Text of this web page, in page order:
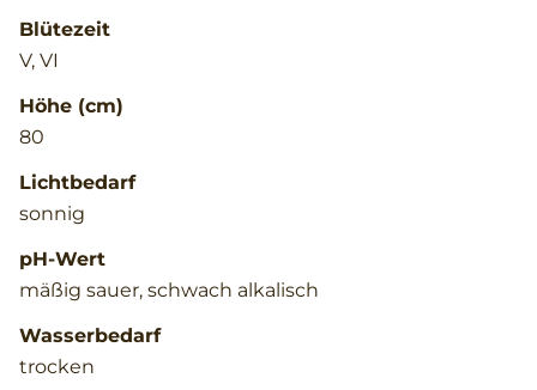
Blütezeit
V, VI
Höhe (cm)
80
Lichtbedarf
sonnig
pH-Wert
mäßig sauer, schwach alkalisch
Wasserbedarf
trocken